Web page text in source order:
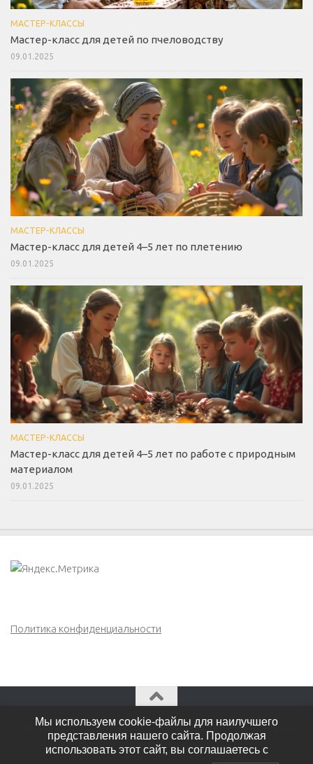
МАСТЕР-КЛАССЫ
Мастер-класс для детей по пчеловодству
09.01.2025
МАСТЕР-КЛАССЫ
Мастер-класс для детей 4–5 лет по плетению
09.01.2025
МАСТЕР-КЛАССЫ
Мастер-класс для детей 4–5 лет по работе с природным
материалом
09.01.2025
Политика конфиденциальности
Сайт Елены Падом - педагога - психолога © 2026. Все права
защищены.
Мы используем cookie-файлы для наилучшего
представления нашего сайта. Продолжая
использовать этот сайт, вы соглашаетесь с